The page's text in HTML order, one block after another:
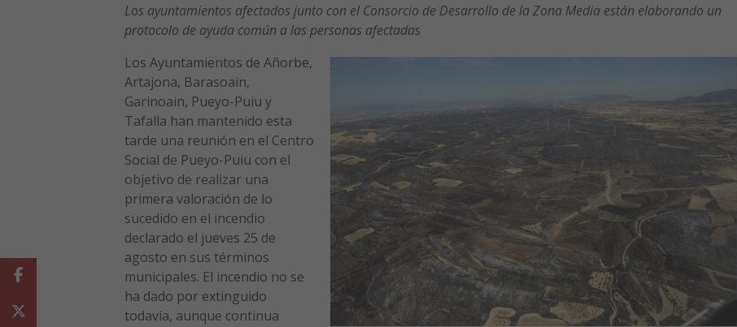
Los ayuntamientos afectados junto con el Consorcio de Desarrollo de la Zona Media están elaborando un
protocolo de ayuda común a las personas afectadas
Los Ayuntamientos de Añorbe,
Artajona, Barasoain,
Garinoain, Pueyo-Puiu y
Tafalla han mantenido esta
tarde una reunión en el Centro
Social de Pueyo-Puiu con el
objetivo de realizar una
primera valoración de lo
sucedido en el incendio
declarado el jueves 25 de
agosto en sus términos
municipales. El incendio no se
ha dado por extinguido
todavía, aunque continua
Facebook